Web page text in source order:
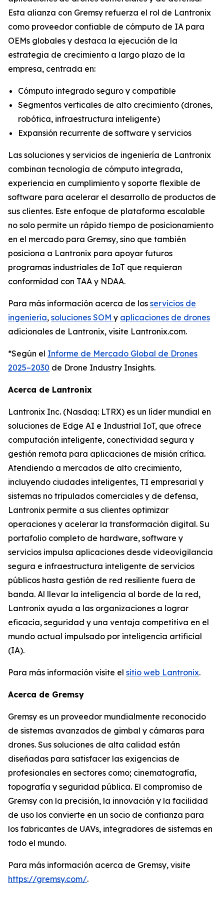
Esta alianza con Gremsy refuerza el rol de Lantronix
como proveedor confiable de cómputo de IA para
OEMs globales y destaca la ejecución de la
estrategia de crecimiento a largo plazo de la
empresa, centrada en:
Cómputo integrado seguro y compatible
Segmentos verticales de alto crecimiento (drones,
robótica, infraestructura inteligente)
Expansión recurrente de software y servicios
Las soluciones y servicios de ingeniería de Lantronix
combinan tecnología de cómputo integrada,
experiencia en cumplimiento y soporte flexible de
software para acelerar el desarrollo de productos de
sus clientes. Este enfoque de plataforma escalable
no solo permite un rápido tiempo de posicionamiento
en el mercado para Gremsy, sino que también
posiciona a Lantronix para apoyar futuros
programas industriales de IoT que requieran
conformidad con TAA y NDAA.
Para más información acerca de los servicios de
ingeniería, soluciones SOM y aplicaciones de drones
adicionales de Lantronix, visite Lantronix.com.
*Según el Informe de Mercado Global de Drones
2025–2030 de Drone Industry Insights.
Acerca de Lantronix
Lantronix Inc. (Nasdaq: LTRX) es un líder mundial en
soluciones de Edge AI e Industrial IoT, que ofrece
computación inteligente, conectividad segura y
gestión remota para aplicaciones de misión crítica.
Atendiendo a mercados de alto crecimiento,
incluyendo ciudades inteligentes, TI empresarial y
sistemas no tripulados comerciales y de defensa,
Lantronix permite a sus clientes optimizar
operaciones y acelerar la transformación digital. Su
portafolio completo de hardware, software y
servicios impulsa aplicaciones desde videovigilancia
segura e infraestructura inteligente de servicios
públicos hasta gestión de red resiliente fuera de
banda. Al llevar la inteligencia al borde de la red,
Lantronix ayuda a las organizaciones a lograr
eficacia, seguridad y una ventaja competitiva en el
mundo actual impulsado por inteligencia artificial
(IA).
Para más información visite el sitio web Lantronix.
Acerca de Gremsy
Gremsy es un proveedor mundialmente reconocido
de sistemas avanzados de gimbal y cámaras para
drones. Sus soluciones de alta calidad están
diseñadas para satisfacer las exigencias de
profesionales en sectores como; cinematografía,
topografía y seguridad pública. El compromiso de
Gremsy con la precisión, la innovación y la facilidad
de uso los convierte en un socio de confianza para
los fabricantes de UAVs, integradores de sistemas en
todo el mundo.
Para más información acerca de Gremsy, visite
https://gremsy.com/.